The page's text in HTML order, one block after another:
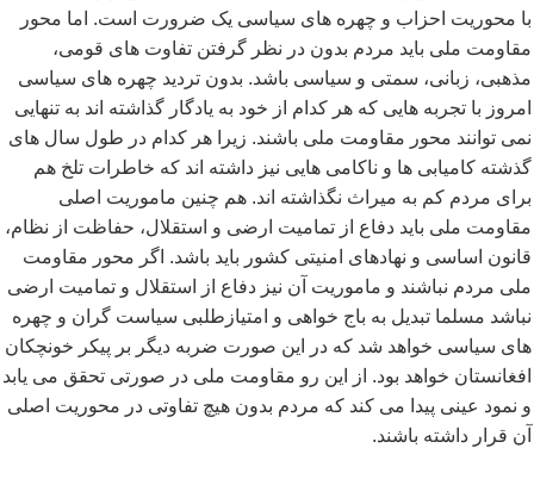
با محوریت احزاب و چهره های سیاسی یک ضرورت است. اما محور
مقاومت ملی باید مردم بدون در نظر گرفتن تفاوت های قومی،
مذهبی، زبانی، سمتی و سیاسی باشد. بدون تردید چهره های سیاسی
امروز با تجربه هایی که هر کدام از خود به یادگار گذاشته اند به تنهایی
نمی توانند محور مقاومت ملی باشند. زیرا هر کدام در طول سال های
گذشته کامیابی ها و ناکامی هایی نیز داشته اند که خاطرات تلخ هم
برای مردم کم به میراث نگذاشته اند. هم چنین ماموریت اصلی
مقاومت ملی باید دفاع از تمامیت ارضی و استقلال، حفاظت از نظام،
قانون اساسی و نهادهای امنیتی کشور باید باشد. اگر محور مقاومت
ملی مردم نباشند و ماموریت آن نیز دفاع از استقلال و تمامیت ارضی
نباشد مسلما تبدیل به باج خواهی و امتیازطلبی سیاست گران و چهره
های سیاسی خواهد شد که در این صورت ضربه دیگر بر پیکر خونچکان
افغانستان خواهد بود. از این رو مقاومت ملی در صورتی تحقق می یابد
و نمود عینی پیدا می کند که مردم بدون هیچ تفاوتی در محوریت اصلی
آن قرار داشته باشند.